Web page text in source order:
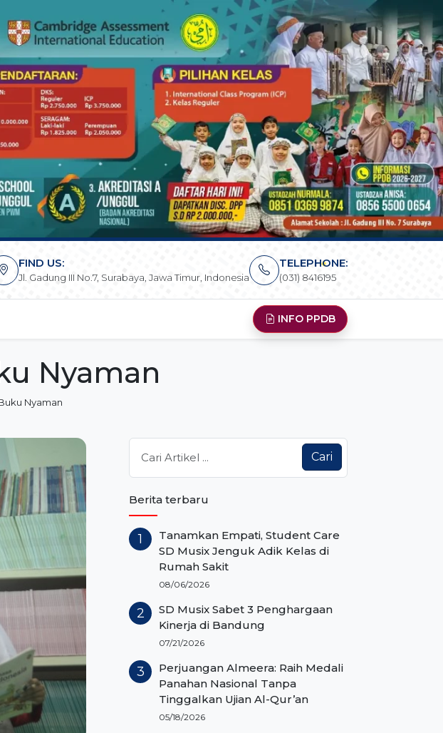
FIND US:
Jl. Gadung III No.7, Surabaya, Jawa Timur, Indonesia
TELEPHONE:
(031) 8416195
INFO PPDB
Nyaman
Nyaman
Cari
Berita terbaru
Tanamkan Empati, Student Care
SD Musix Jenguk Adik Kelas di
Rumah Sakit
08/06/2026
SD Musix Sabet 3 Penghargaan
Kinerja di Bandung
07/21/2026
Perjuangan Almeera: Raih Medali
Panahan Nasional Tanpa
Tinggalkan Ujian Al-Qur’an
05/18/2026